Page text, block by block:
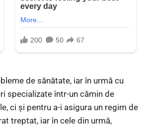
de sănătate, iar în urmă cu
specializate într-un cămin de
ci și pentru a-i asigura un regim de
treptat, iar în cele din urmă,